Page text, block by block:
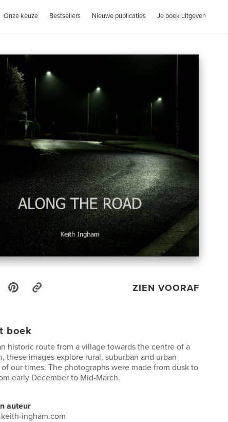
Onze keuze Bestsellers Nieuwe publicaties Je boek uitgeven
ZIEN VOORAF
boek
historic route from a village towards the centre of a
these images explore rural, suburban and urban
of our times. The photographs were made from dusk to
early December to Mid-March.
auteur
ingham.com